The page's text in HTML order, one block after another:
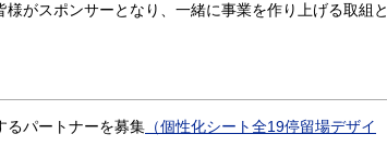
がスポンサーとなり、一緒に事業を作り上げる取組と
るパートナーを募集 （個性化シート全19停留場デザイ